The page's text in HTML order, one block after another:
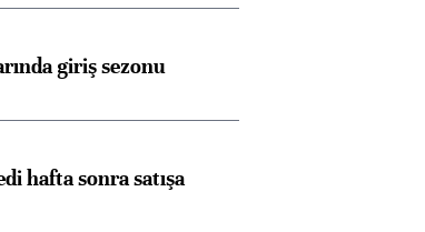
giriş sezonu
hafta sonra satışa